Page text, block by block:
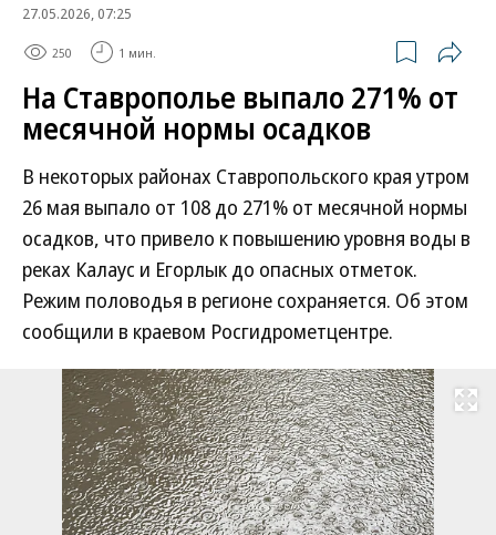
27.05.2026, 07:25
250 1 мин.
На Ставрополье выпало 271% от
месячной нормы осадков
В некоторых районах Ставропольского края утром
26 мая выпало от 108 до 271% от месячной нормы
осадков, что привело к повышению уровня воды в
реках Калаус и Егорлык до опасных отметок.
Режим половодья в регионе сохраняется. Об этом
сообщили в краевом Росгидрометцентре.
Развернуть